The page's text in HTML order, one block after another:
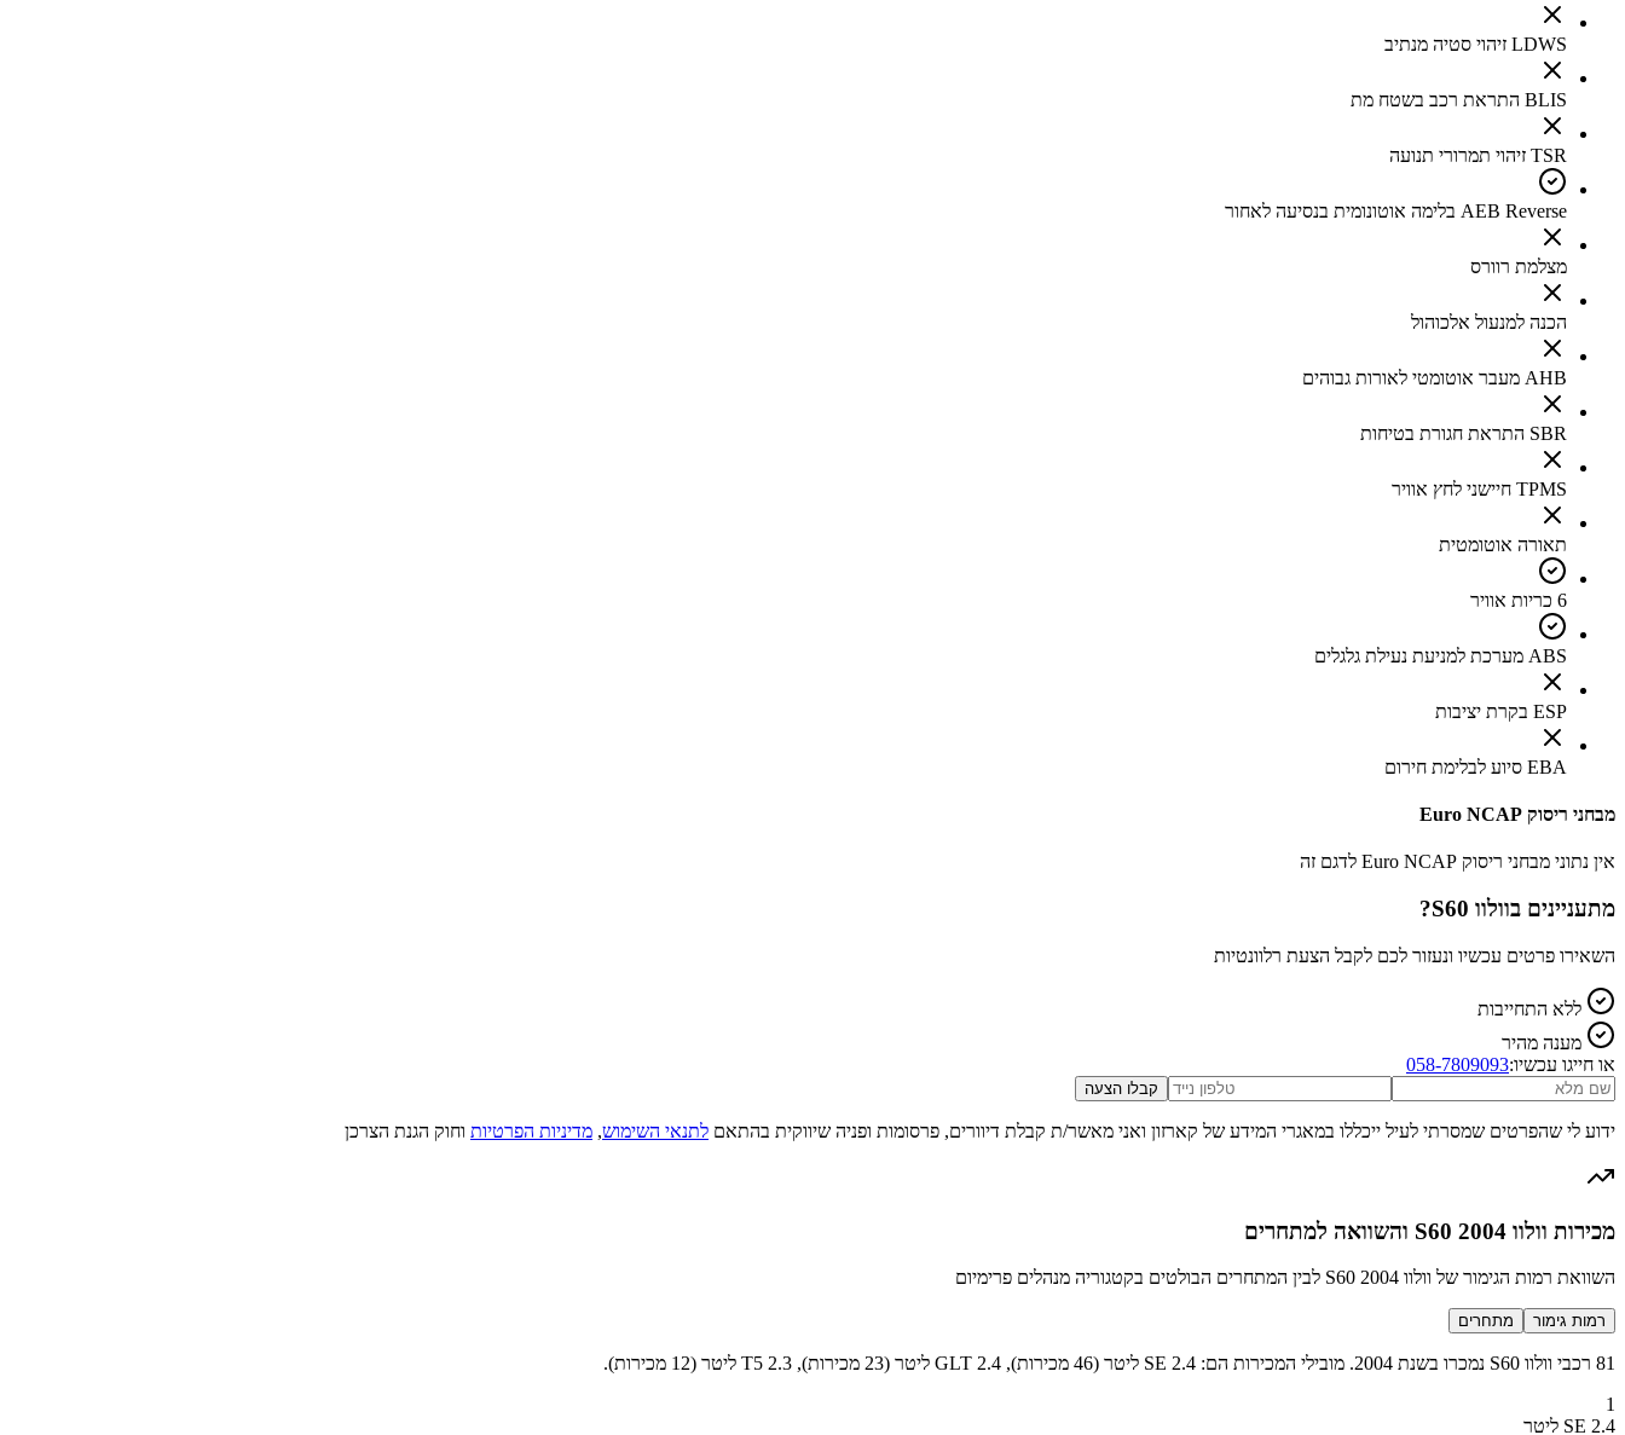
LDWS זיהוי סטיה מנתיב
BLIS התראת רכב בשטח מת
TSR זיהוי תמרורי תנועה
AEB Reverse בלימה אוטונומית בנסיעה לאחור
מצלמת רוורס
הכנה למנעול אלכוהול
AHB מעבר אוטומטי לאורות גבוהים
SBR התראת חגורת בטיחות
TPMS חיישני לחץ אוויר
תאורה אוטומטית
6 כריות אוויר
ABS מערכת למניעת נעילת גלגלים
ESP בקרת יציבות
EBA סיוע לבלימת חירום
מבחני ריסוק Euro NCAP
אין נתוני מבחני ריסוק Euro NCAP לדגם זה
מתעניינים בוולוו S60 ?
השאירו פרטים עכשיו ונעזור לכם לקבל הצעת רלוונטיות
ללא התחייבות
מענה מהיר
או חייגו עכשיו:058-7809093
קבלו הצעה
ידוע לי שהפרטים שמסרתי לעיל ייכללו במאגרי המידע של קארזון ואני מאשר/ת קבלת דיוורים, פרסומות ופניה שיווקית בהתאם לתנאי השימוש, מדיניות הפרטיות וחוק הגנת הצרכן
מכירות וולוו S60 2004 והשוואה למתחרים
השוואת רמות הגימור של וולוו S60 2004 לבין המתחרים הבולטים בקטגוריה מנהלים פרימיום
רמות גימור מתחרים
81 רכבי וולוו S60 נמכרו בשנת 2004. מובילי המכירות הם: SE 2.4 ליטר (46 מכירות), GLT 2.4 ליטר (23 מכירות), T5 2.3 ליטר (12 מכירות).
1
SE 2.4 ליטר